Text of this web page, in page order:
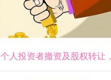
个人投资者撤资及股权转让，